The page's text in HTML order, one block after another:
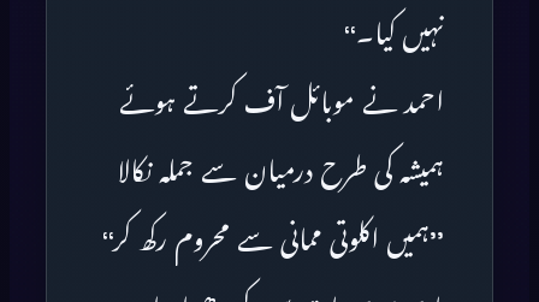
نہیں کیا۔‘‘
احمد نے موبائل آف کرتے ہوئے
ہمیشہ کی طرح درمیان سے جملہ نکالا
’’ہمیں اکلوتی ممانی سے محروم رکھ کر‘‘